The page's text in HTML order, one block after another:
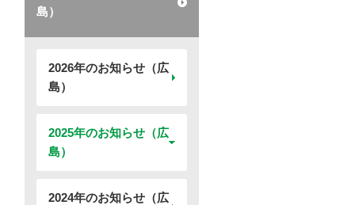
島）
2026年のお知らせ（広
島）
2025年のお知らせ（広
島）
2024年のお知らせ（広